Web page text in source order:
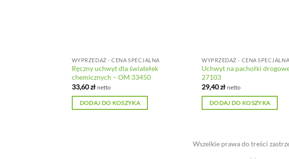
WYPRZEDAŻ - CENA SPECJALNA
Ręczny uchwyt dla światełek
chemicznych – OM 33450
33,60zł netto
DODAJ DO KOSZYKA
WYPRZEDAŻ - CENA SPECJALNA
Uchwyt na pachołki
27103
29,40zł netto
DODAJ DO KOSZYKA
Wszelkie prawa do treści